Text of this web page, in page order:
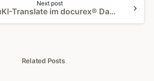
Next post
docuKI-Translate im docurex® Datenraum: sicher übersetzen
Related Posts